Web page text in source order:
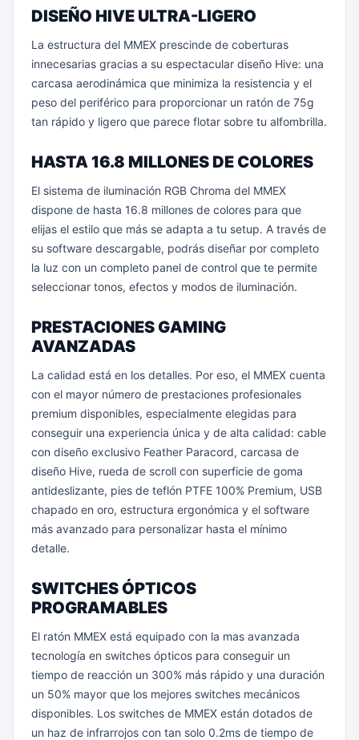
DISEÑO HIVE ULTRA-LIGERO
La estructura del MMEX prescinde de coberturas
innecesarias gracias a su espectacular diseño Hive: una
carcasa aerodinámica que minimiza la resistencia y el
peso del periférico para proporcionar un ratón de 75g
tan rápido y ligero que parece flotar sobre tu alfombrilla.
HASTA 16.8 MILLONES DE COLORES
El sistema de iluminación RGB Chroma del MMEX
dispone de hasta 16.8 millones de colores para que
elijas el estilo que más se adapta a tu setup. A través de
su software descargable, podrás diseñar por completo
la luz con un completo panel de control que te permite
seleccionar tonos, efectos y modos de iluminación.
PRESTACIONES GAMING
AVANZADAS
La calidad está en los detalles. Por eso, el MMEX cuenta
con el mayor número de prestaciones profesionales
premium disponibles, especialmente elegidas para
conseguir una experiencia única y de alta calidad: cable
con diseño exclusivo Feather Paracord, carcasa de
diseño Hive, rueda de scroll con superficie de goma
antideslizante, pies de teflón PTFE 100% Premium, USB
chapado en oro, estructura ergonómica y el software
más avanzado para personalizar hasta el mínimo
detalle.
SWITCHES ÓPTICOS
PROGRAMABLES
El ratón MMEX está equipado con la mas avanzada
tecnología en switches ópticos para conseguir un
tiempo de reacción un 300% más rápido y una duración
un 50% mayor que los mejores switches mecánicos
disponibles. Los switches de MMEX están dotados de
un haz de infrarrojos con tan solo 0.2ms de tiempo de